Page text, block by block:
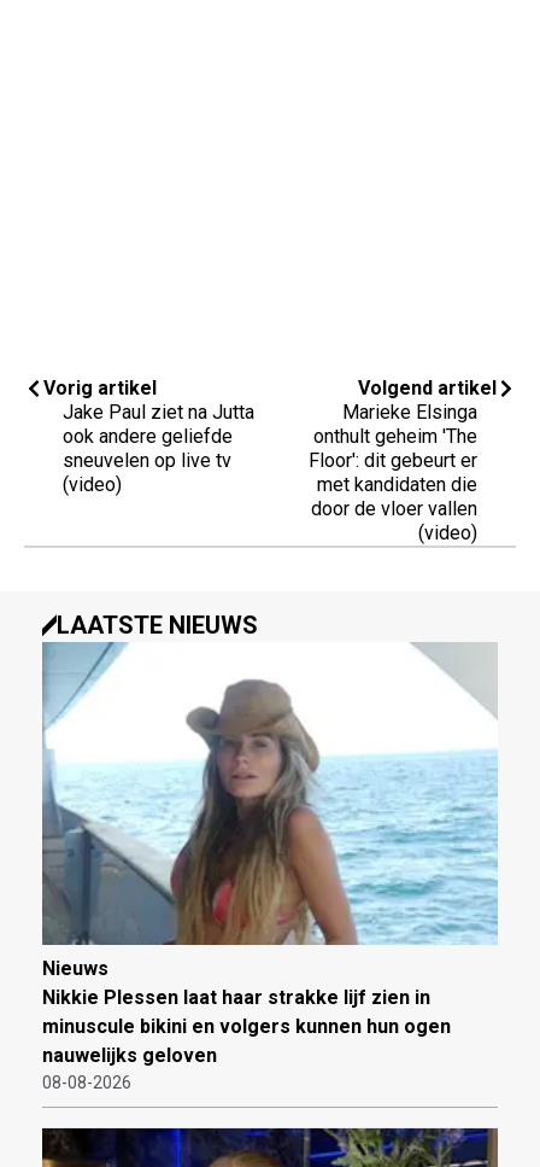
Vorig artikel
Jake Paul ziet na Jutta
ook andere geliefde
sneuvelen op live tv
(video)
Volgend artikel
Marieke Elsinga
onthult geheim 'The
Floor': dit gebeurt er
met kandidaten die
door de vloer vallen
(video)
LAATSTE NIEUWS
Nieuws
Nikkie Plessen laat haar strakke lijf zien in
minuscule bikini en volgers kunnen hun ogen
nauwelijks geloven
08-08-2026